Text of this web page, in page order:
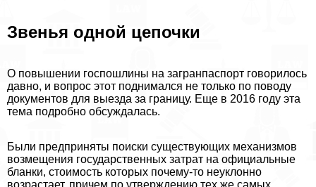
Звенья одной цепочки
О повышении госпошлины на загранпаспорт говорилось
давно, и вопрос этот поднимался не только по поводу
документов для выезда за границу. Еще в 2016 году эта
тема подробно обсуждалась.
Были предприняты поиски существующих механизмов
возмещения государственных затрат на официальные
бланки, стоимость которых почему-то неуклонно